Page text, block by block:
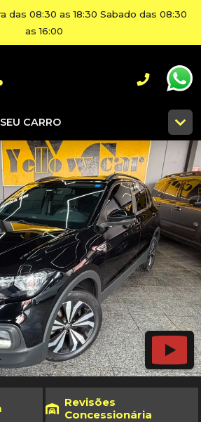
das 08:30 as 18:30 Sabado das 08:30
as 16:00
CARRO
Revisões
Concessionária